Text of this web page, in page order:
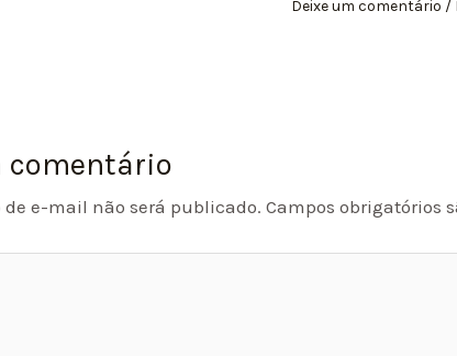
Deixe um comentário /
comentário
de e-mail não será publicado. Campos obrigatórios